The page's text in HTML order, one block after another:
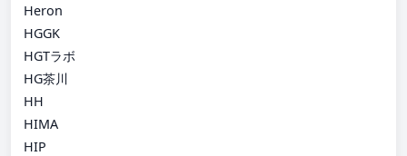
Heron
HGGK
HGTラボ
HG茶川
HH
HIMA
HIP